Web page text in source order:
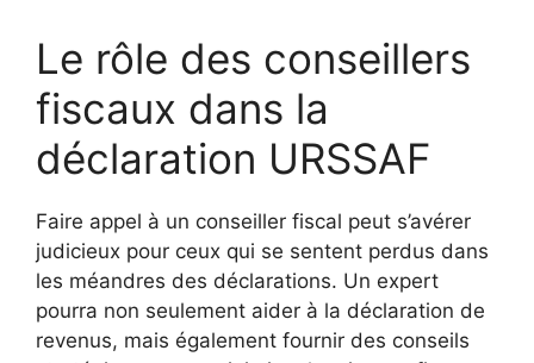
Le rôle des conseillers
fiscaux dans la
déclaration URSSAF
Faire appel à un conseiller fiscal peut s’avérer
judicieux pour ceux qui se sentent perdus dans
les méandres des déclarations. Un expert
pourra non seulement aider à la déclaration de
revenus, mais également fournir des conseils